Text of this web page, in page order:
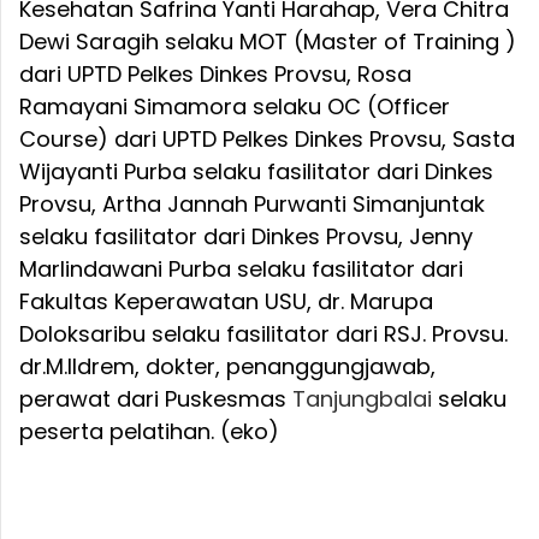
Kesehatan Safrina Yanti Harahap, Vera Chitra
Dewi Saragih selaku MOT (Master of Training )
dari UPTD Pelkes Dinkes Provsu, Rosa
Ramayani Simamora selaku OC (Officer
Course) dari UPTD Pelkes Dinkes Provsu, Sasta
Wijayanti Purba selaku fasilitator dari Dinkes
Provsu, Artha Jannah Purwanti Simanjuntak
selaku fasilitator dari Dinkes Provsu, Jenny
Marlindawani Purba selaku fasilitator dari
Fakultas Keperawatan USU, dr. Marupa
Doloksaribu selaku fasilitator dari RSJ. Provsu.
dr.M.Ildrem, dokter, penanggungjawab,
perawat dari Puskesmas Tanjungbalai selaku
peserta pelatihan. (eko)